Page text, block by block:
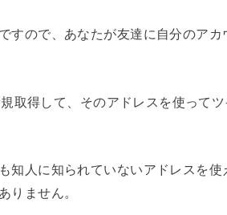
すので、あなたが友達に自分のアカ
取得して、そのアドレスを使って
知人に知られていないアドレスを
りません。